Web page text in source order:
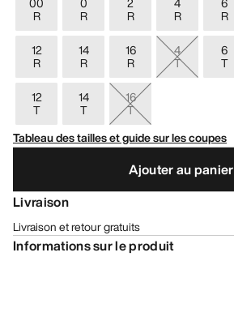
R R R R R
12
R
14
R
16
R
4
T
6
T
12
T
14
T
16
T
Tableau des tailles et guide sur les coupes
Ajouter au panier
Livraison
Livraison et retour gratuits
Informations sur le produit